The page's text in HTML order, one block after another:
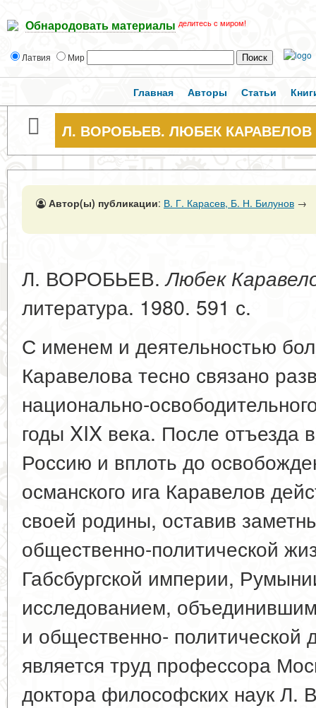
Обнародовать материалы делитесь с миром!
Латвия Мир
Главная Авторы Статьи
Л. ВОРОБЬЕВ. ЛЮБЕК КАРАВЕЛОВ
Автор(ы) публикации: В. Г. Карасев, Б. Н. Билунов →
Л. ВОРОБЬЕВ.Любек
литература. 1980. 591 с.
С именем и деятельностью
Каравелова тесно связано
национально-
годы XIX века. После отъезда
Россию и вплоть до
османского ига Каравелов
своей родины, оставив
общественно-политической
Габсбургской империи,
исследованием,
и общественно- политической
является труд профессора
доктора философских наук Л.